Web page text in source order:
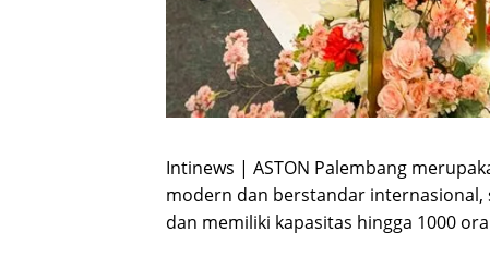
Intinews | ASTON Palembang
modern dan berstandar internasional,
dan memiliki kapasitas hingga 1000